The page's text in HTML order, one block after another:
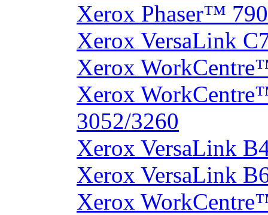
Xerox Phaser™ 790
Xerox VersaLink
Xerox
Xerox
3052/3260
Xerox VersaLink
Xerox VersaLink
Xerox